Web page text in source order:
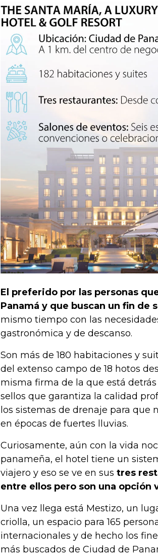
El preferido por las personas
Panamá y que buscan un fin de
mismo tiempo con las
gastronómica y de descanso.
Son más de 180 habitaciones y
del extenso campo de 18 hotos
misma firma de la que está
sellos que garantiza la calidad
los sistemas de drenaje para que
en épocas de fuertes lluvias.
Curiosamente, aún con la vida
panameña, el hotel tiene un
viajero y eso se ve en sus tres
entre ellos pero son una opción
Una vez llega está Mestizo, un
criolla, un espacio para 165
internacionales y de hecho los
más buscados de Ciudad de